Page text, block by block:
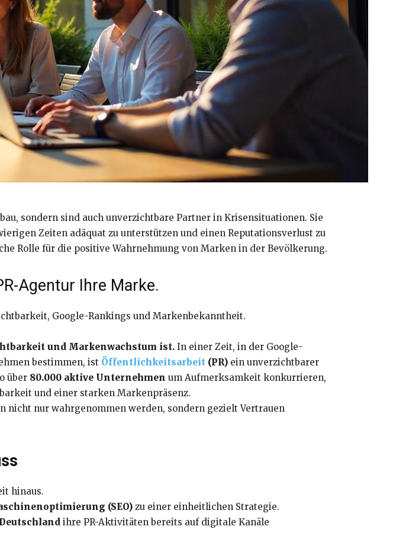
sondern sind auch unverzichtbare Partner in Krisensituationen. Sie
Zeiten adäquat zu unterstützen und einen Reputationsverlust zu
Rolle für die positive Wahrnehmung von Marken in der Bevölkerung.
Agentur Ihre Marke.
Google-Rankings und Markenbekanntheit.
und Markenwachstum ist. In einer Zeit, in der Google-
bestimmen, ist Öffentlichkeitsarbeit (PR) ein unverzichtbarer
über 80.000 aktive Unternehmen um Aufmerksamkeit konkurrieren,
und einer starken Markenpräsenz.
nicht nur wahrgenommen werden, sondern gezielt Vertrauen
hinaus.
(SEO) zu einer einheitlichen Strategie.
ihre PR-Aktivitäten bereits auf digitale Kanäle